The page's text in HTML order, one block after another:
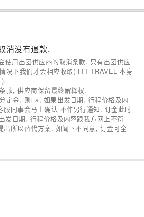
消没有退款.
使用出团供应商的取消条款. 只有出团供应
况下我们才会相应收取( FIT TRAVEL 本身
款, 供应商保留最终解释权.
定金, 则: a, 如果出发日期, 行程价格及内
服同事会马上确认 不作另行通知. 订金此时
发日期, 行程价格及内容跟我方网上不符
出所以替代方案, 如阁下不同意, 订金可全